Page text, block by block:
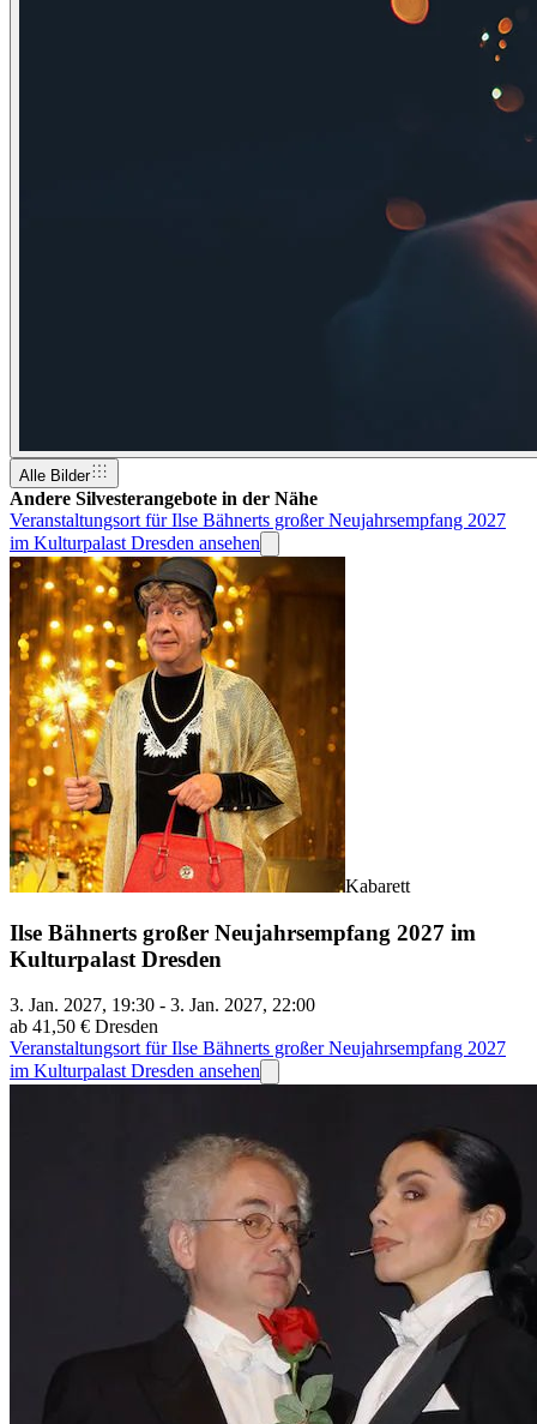
Alle Bilder
Andere Silvesterangebote in der Nähe
Veranstaltungsort für Ilse Bähnerts großer Neujahrsempfang 2027
im Kulturpalast Dresden ansehen
Kabarett
Ilse Bähnerts großer Neujahrsempfang 2027 im
Kulturpalast Dresden
3. Jan. 2027, 19:30 - 3. Jan. 2027, 22:00
ab 41,50 € Dresden
Veranstaltungsort für Ilse Bähnerts großer Neujahrsempfang 2027
im Kulturpalast Dresden ansehen